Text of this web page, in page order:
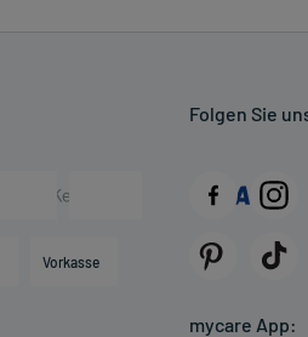
Vorkasse
Folgen Sie
mycare App: